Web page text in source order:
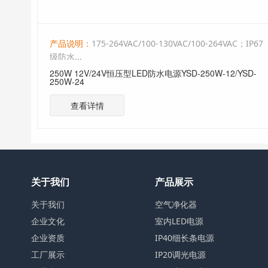
产品说明：175-264VAC/100-130VAC/100-264VAC；IP67
级防水...
300W 12V/24V恒压型LED防水电源YSD-300W-12/YSD-
300W-24
查看详情
关于我们
关于我们
企业文化
企业资质
工厂展示
产品展示
空气净化器
室内LED电源
IP40细长条电源
IP20调光电源